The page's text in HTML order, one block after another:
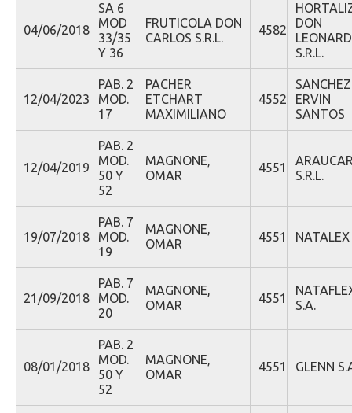
04/06/2018
SA 6
MOD
33/35
Y 36
FRUTICOLA DON
CARLOS S.R.L.
4582
DON
S.R.L.
12/04/2023
PAB. 2
MOD.
17
PACHER
ETCHART
MAXIMILIANO
4552
SANCHEZ
ERVIN
SANTOS
12/04/2019
PAB. 2
MOD.
50 Y
52
MAGNONE,
OMAR
4551
S.R.L.
19/07/2018
PAB. 7
MOD.
19
MAGNONE,
OMAR
4551 NATALEX
21/09/2018
PAB. 7
MOD.
20
MAGNONE,
OMAR
4551
S.A.
08/01/2018
PAB. 2
MOD.
50 Y
52
MAGNONE,
OMAR
4551 GLENN